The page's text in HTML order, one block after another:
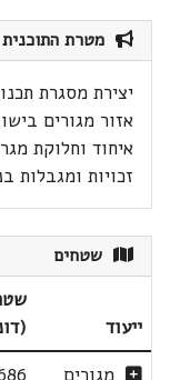
מטרת התוכנית
יצירת מסגרת
אזור מגורים
איחוד וחלוקת
זכויות ומגבלות
שטחים
ייעוד